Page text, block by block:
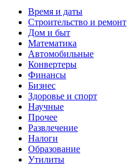
Время и даты
Строительство и ремонт
Дом и быт
Математика
Автомобильные
Конвертеры
Финансы
Бизнес
Здоровье и спорт
Научные
Прочее
Развлечение
Налоги
Образование
Утилиты